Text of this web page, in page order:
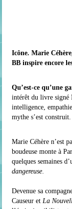
Icône. Marie
BB inspire encore
Qu’est-ce qu’une
intérêt du livre signé
intelligence,
mythe s’est construit.
Marie Céhère n’est
boudeuse monte à
quelques semaines
dangereuse.
Devenue sa
Causeur et La